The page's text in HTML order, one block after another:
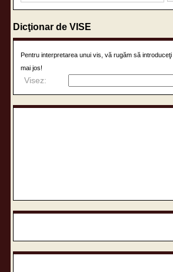
Dicţionar de VISE
Pentru interpretarea unui vis, vă rugăm să
mai jos!
Visez: